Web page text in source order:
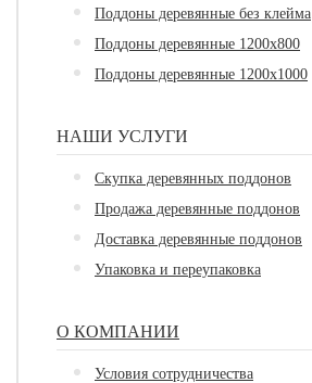
Поддоны деревянные без клейма
Поддоны деревянные 1200х800
Поддоны деревянные 1200х1000
НАШИ УСЛУГИ
Скупка деревянных поддонов
Продажа деревянные поддонов
Доставка деревянные поддонов
Упаковка и переупаковка
О КОМПАНИИ
Условия сотрудничества